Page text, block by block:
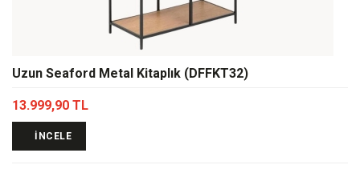
Uzun Seaford Metal Kitaplık (DFFKT32)
13.999,90 TL
İNCELE